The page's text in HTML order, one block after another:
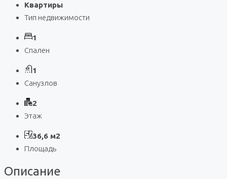
Квартиры
Тип недвижимости
1
Спален
1
Санузлов
2
Этаж
36,6 м2
Площадь
Описание